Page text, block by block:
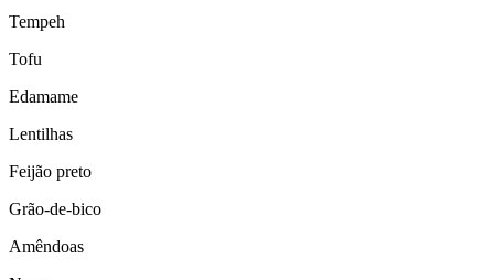
Tempeh
Tofu
Edamame
Lentilhas
Feijão preto
Grão-de-bico
Amêndoas